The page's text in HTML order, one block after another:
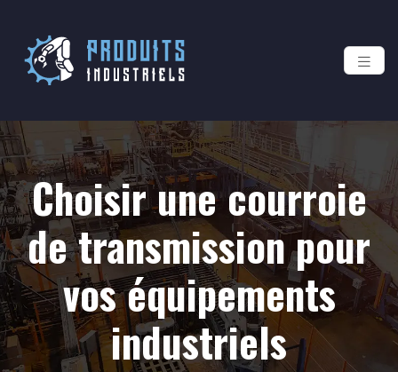
Choisir une courroie
de transmission pour
vos équipements
industriels